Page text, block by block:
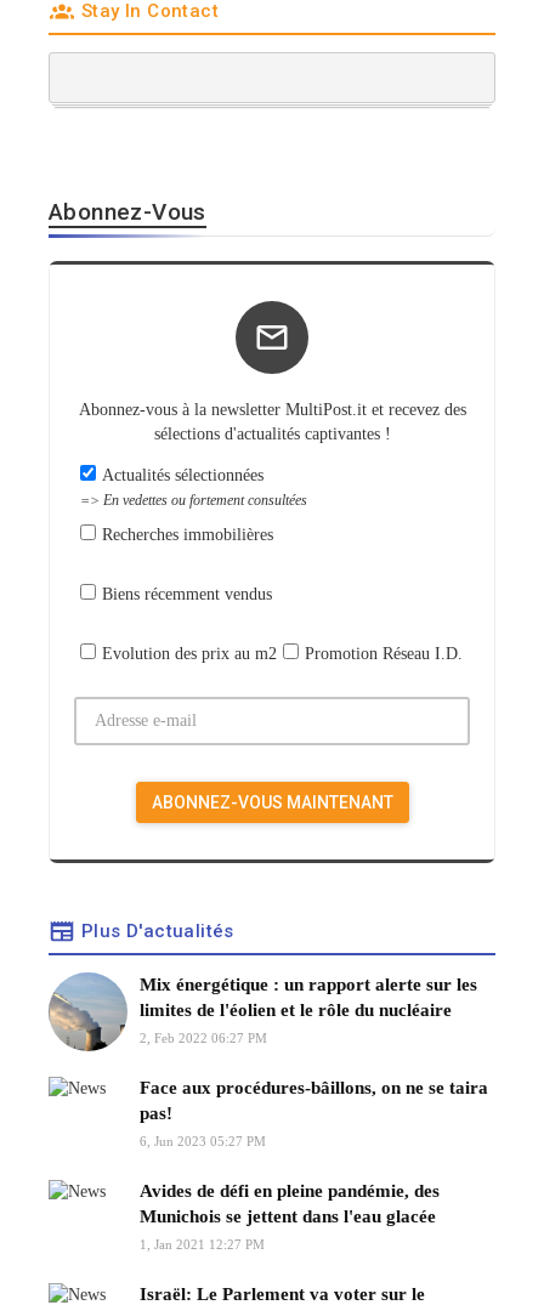
Stay In Contact
Abonnez-Vous
Abonnez-vous à la newsletter MultiPost.it et recevez des
sélections d'actualités captivantes !
Actualités sélectionnées
=> En vedettes ou fortement consultées
Recherches immobilières
Biens récemment vendus
Evolution des prix au m2 Promotion Réseau I.D.
Plus D'actualités
Mix énergétique : un rapport alerte sur les
limites de l'éolien et le rôle du nucléaire
2, Feb 2022 06:27 PM
Face aux procédures-bâillons, on ne se taira
pas!
6, Jun 2023 05:27 PM
Avides de défi en pleine pandémie, des
Munichois se jettent dans l'eau glacée
1, Jan 2021 12:27 PM
Israël: Le Parlement va voter sur le